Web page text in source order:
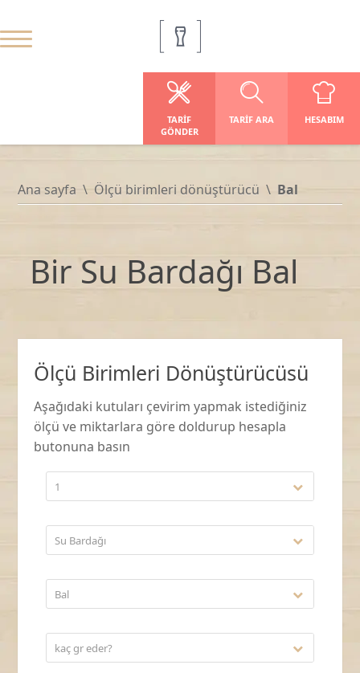
HESABIM
TARIF ARA
TARIF
GÖNDER
Ana sayfa Ölçü birimleri dönüştürücü Bal
Bir Su Bardağı Bal
Ölçü Birimleri Dönüştürücüsü
Aşağıdaki kutuları çevirim yapmak istediğiniz
ölçü ve miktarlara göre doldurup hesapla
butonuna basın
1
Su Bardağı
Bal
kaç gr eder?